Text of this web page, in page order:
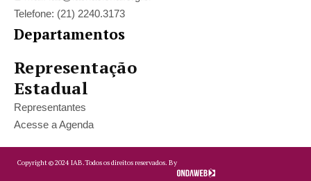
Telefone: (21) 2240.3173
Departamentos
Representação
Estadual
Representantes
Acesse a Agenda
Copyright ©2024 IAB.Todos os direitos reservados. By